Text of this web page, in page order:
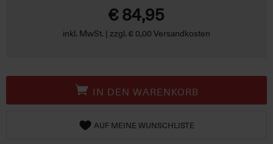
€ 84,95
inkl. MwSt. | zzgl. € 0,00 Versandkosten
IN DEN WARENKORB
AUF MEINE WUNSCHLISTE